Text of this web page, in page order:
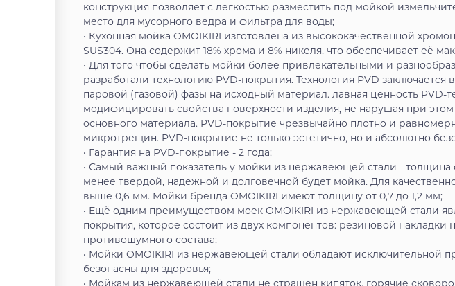
конструкция позволяет с легкостью разместить под мойкой
место для мусорного ведра и фильтра для воды;
• Кухонная мойка OMOIKIRI изготовлена из высококачественной
SUS304. Она содержит 18% хрома и 8% никеля, что обеспечивает её
• Для того чтобы сделать мойки более привлекательными и
разработали технологию PVD-покрытия. Технология PVD
паровой (газовой) фазы на исходный материал. лавная ценность PVD-
модифицировать свойства поверхности изделия, не нарушая при
основного материала. PVD-покрытие чрезвычайно плотно и
микротрещин. PVD-покрытие не только эстетично, но и абсолютно
• Гарантия на PVD-покрытие - 2 года;
• Самый важный показатель у мойки из нержавеющей стали - толщина
менее твердой, надежной и долговечной будет мойка. Для
выше 0,6 мм. Мойки бренда OMOIKIRI имеют толщину от 0,7 до 1,2 мм;
• Ещё одним преимуществом моек OMOIKIRI из нержавеющей стали
покрытия, которое состоит из двух компонентов: резиновой накладки
противошумного состава;
• Мойки OMOIKIRI из нержавеющей стали обладают исключительной
безопасны для здоровья;
• Мойкам из нержавеющей стали не страшен кипяток, горячие